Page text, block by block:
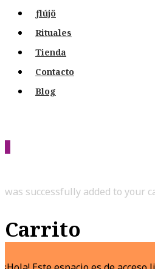
ƒlújö
Rituales
Tienda
Contacto
Blog
was successfully added to your
Carrito